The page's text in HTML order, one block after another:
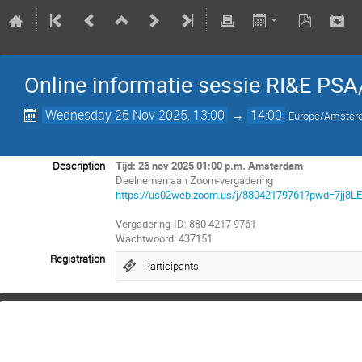
Online informatie sessie RI&E
Wednesday 26 Nov 2025, 13:00 → 14:00 Europe/
Description
Tijd: 26 nov 2025 01:00 p.m. Amsterdam
Deelnemen aan Zoom-vergadering
https://us02web.zoom.us/j/
Vergadering-ID: 880 4217 9761
Wachtwoord: 437151
Registration
Participants